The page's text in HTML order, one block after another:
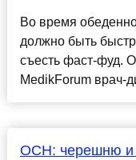
Во время
должно быть
съесть фаст-фуд.
MedikForum врач-
ОСН: черешню и